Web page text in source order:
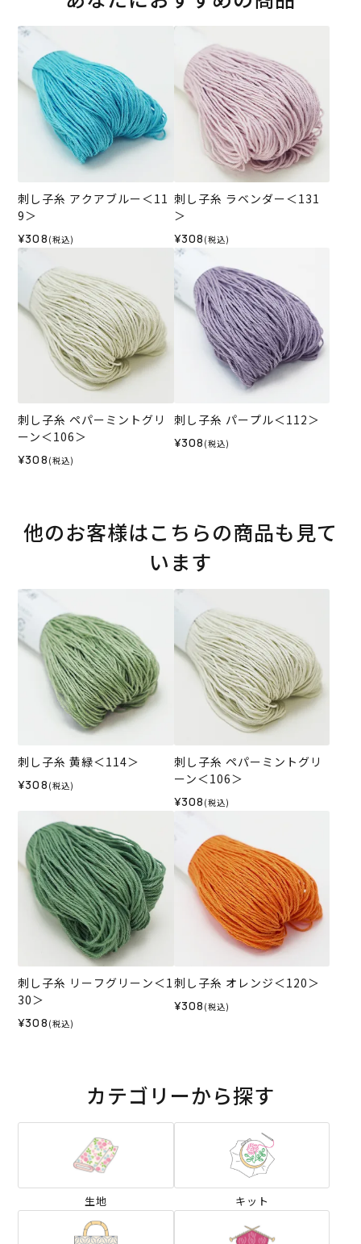
刺し子糸 アクアブルー＜11
9＞
¥308 (税込)
刺し子糸 ラベンダー＜131
＞
¥308 (税込)
刺し子糸 ペパーミントグリ
ーン＜106＞
¥308 (税込)
刺し子糸 パープル＜112＞
¥308 (税込)
他のお客様はこちらの商品も見て
います
刺し子糸 黄緑＜114＞
¥308 (税込)
刺し子糸 ペパーミントグリ
ーン＜106＞
¥308 (税込)
刺し子糸 リーフグリーン＜1
30＞
¥308 (税込)
刺し子糸 オレンジ＜120＞
¥308 (税込)
カテゴリーから探す
生地 キット